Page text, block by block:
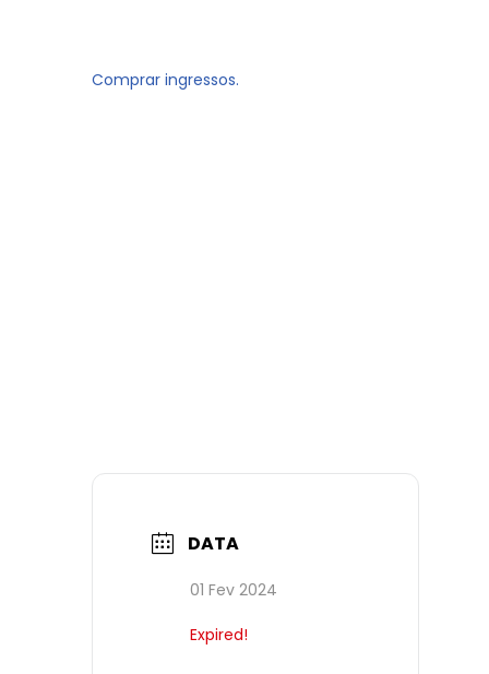
Comprar ingressos.
DATA
01 Fev 2024
Expired!